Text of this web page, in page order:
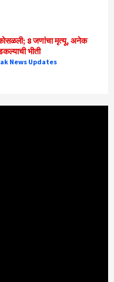
8 जणांचा मृत्यू, अनेक
भीती
News Updates